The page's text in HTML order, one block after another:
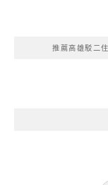
推薦高雄駁二